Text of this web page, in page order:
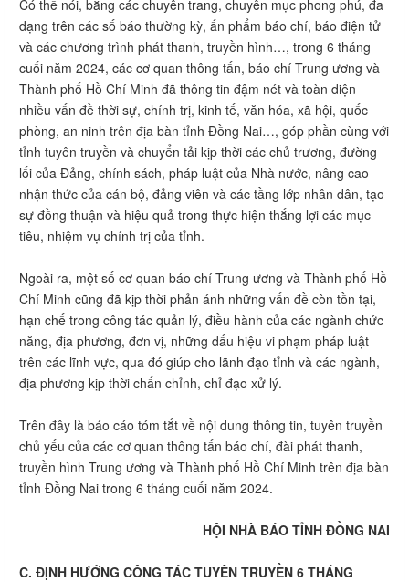
Có thể nói, bằng các chuyên trang, chuyên mục phong phú, đa
dạng trên các số báo thường kỳ, ấn phẩm báo chí, báo điện tử
và các chương trình phát thanh, truyền hình…, trong 6 tháng
cuối năm 2024, các cơ quan thông tấn, báo chí Trung ương và
Thành phố Hồ Chí Minh đã thông tin đậm nét và toàn diện
nhiều vấn đề thời sự, chính trị, kinh tế, văn hóa, xã hội, quốc
phòng, an ninh trên địa bàn tỉnh Đồng Nai…, góp phần cùng với
tỉnh tuyên truyền và chuyển tải kịp thời các chủ trương, đường
lối của Đảng, chính sách, pháp luật của Nhà nước, nâng cao
nhận thức của cán bộ, đảng viên và các tầng lớp nhân dân, tạo
sự đồng thuận và hiệu quả trong thực hiện thắng lợi các mục
tiêu, nhiệm vụ chính trị của tỉnh.
Ngoài ra, một số cơ quan báo chí Trung ương và Thành phố Hồ
Chí Minh cũng đã kịp thời phản ánh những vấn đề còn tồn tại,
hạn chế trong công tác quản lý, điều hành của các ngành chức
năng, địa phương, đơn vị, những dấu hiệu vi phạm pháp luật
trên các lĩnh vực, qua đó giúp cho lãnh đạo tỉnh và các ngành,
địa phương kịp thời chấn chỉnh, chỉ đạo xử lý.
Trên đây là báo cáo tóm tắt về nội dung thông tin, tuyên truyền
chủ yếu của các cơ quan thông tấn báo chí, đài phát thanh,
truyền hình Trung ương và Thành phố Hồ Chí Minh trên địa bàn
tỉnh Đồng Nai trong 6 tháng cuối năm 2024.
HỘI NHÀ BÁO TỈNH ĐỒNG NAI
C. ĐỊNH HƯỚNG CÔNG T​ÁC ​TUYÊN TRUYỀN 6 THÁNG